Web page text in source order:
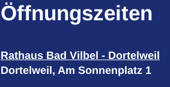
Öffnungszeiten
Rathaus Bad Vilbel - Dortelweil
Dortelweil, Am Sonnenplatz 1